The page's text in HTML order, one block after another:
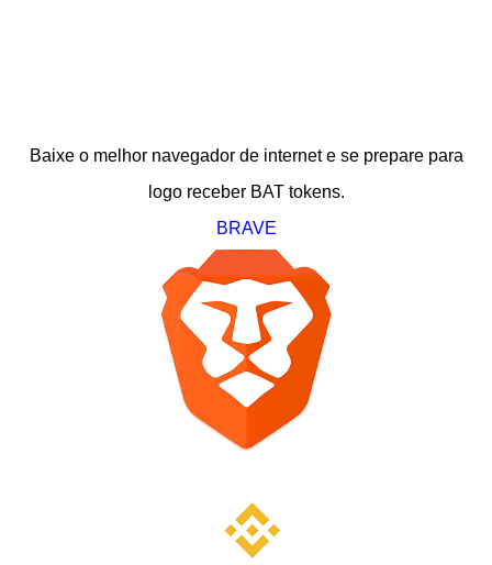
Baixe o melhor navegador de internet e se prepare para
logo receber BAT tokens.
BRAVE